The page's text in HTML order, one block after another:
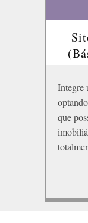
Integre
que